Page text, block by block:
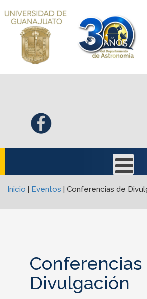
Inicio | Eventos | Conferencias de
Conferencias
Divulgación